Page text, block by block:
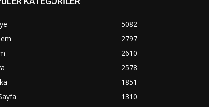
5082
2797
2610
2578
1851
1310